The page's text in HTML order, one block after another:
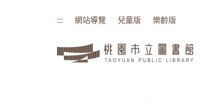
::: 網站導覽 兒童版 樂齡版